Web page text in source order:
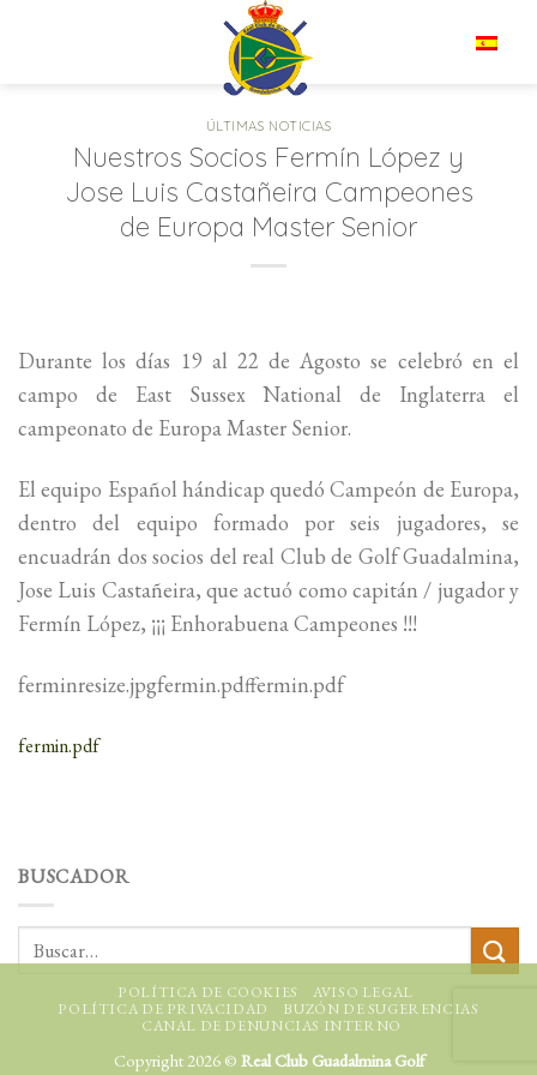
ÚLTIMAS NOTICIAS
Nuestros Socios Fermín López y
Jose Luis Castañeira Campeones
de Europa Master Senior
Durante los días 19 al 22 de Agosto se celebró en el
campo de East Sussex National de Inglaterra el
campeonato de Europa Master Senior.
El equipo Español hándicap quedó Campeón de Europa,
dentro del equipo formado por seis jugadores, se
encuadrán dos socios del real Club de Golf Guadalmina,
Jose Luis Castañeira, que actuó como capitán / jugador y
Fermín López, ¡¡¡ Enhorabuena Campeones !!!
ferminresize.jpgfermin.pdffermin.pdf
fermin.pdf
BUSCADOR
POLÍTICA DE COOKIES
AVISO LEGAL
POLÍTICA DE PRIVACIDAD
BUZÓN DE SUGERENCIAS
CANAL DE DENUNCIAS INTERNO
Copyright 2026 © Real Club Guadalmina Golf